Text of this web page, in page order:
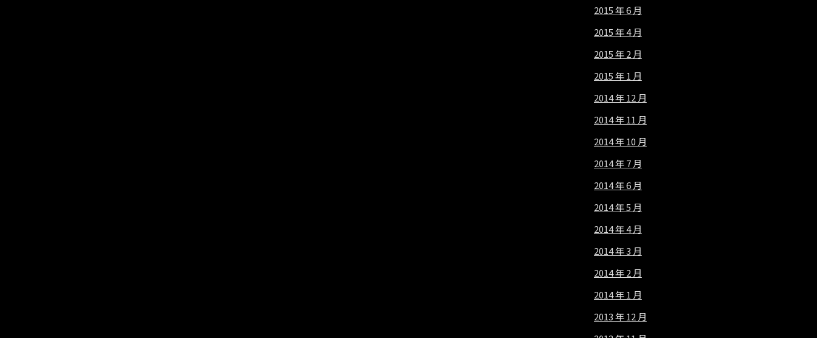
2015 年 6 月
2015 年 4 月
2015 年 2 月
2015 年 1 月
2014 年 12 月
2014 年 11 月
2014 年 10 月
2014 年 7 月
2014 年 6 月
2014 年 5 月
2014 年 4 月
2014 年 3 月
2014 年 2 月
2014 年 1 月
2013 年 12 月